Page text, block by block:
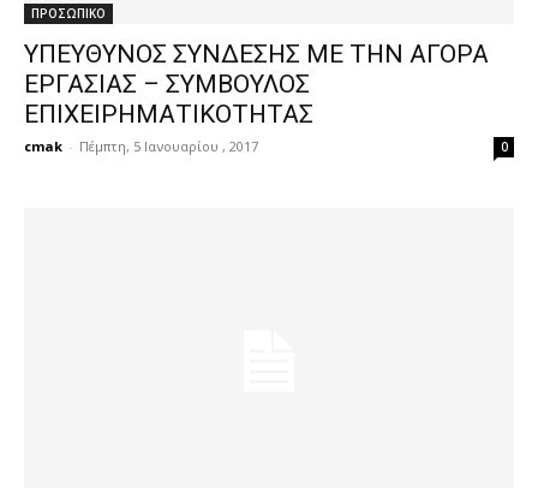
ΠΡΟΣΩΠΙΚΟ
ΥΠΕΥΘΥΝΟΣ ΣΥΝΔΕΣΗΣ ΜΕ ΤΗΝ ΑΓΟΡΑ
ΕΡΓΑΣΙΑΣ – ΣΥΜΒΟΥΛΟΣ
ΕΠΙΧΕΙΡΗΜΑΤΙΚΟΤΗΤΑΣ
cmak - Πέμπτη, 5 Ιανουαρίου , 2017 0